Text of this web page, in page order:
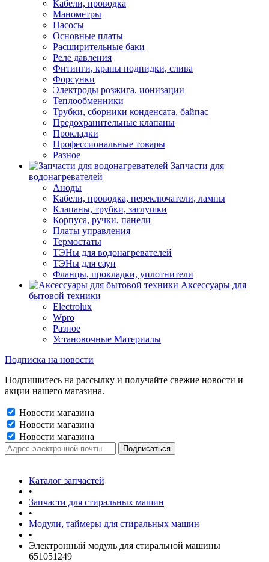
Кабели, проводка
Манометры
Насосы
Основные платы
Расширительные баки
Реле давления
Фитинги, краны подпидки, слива
Форсунки
Электроды розжига, ионизации
Теплообменники
Трубки, сборники конденсата, байпас
Предохранительные клапаны
Прокладки
Профессиональные товары
Разное
Запчасти для
водонагревателей
Аноды
Кабели, проводка, переключатели, лампы
Клапаны, трубки, заглушки
Корпуса, ручки, панели
Платы управления
Термостаты
ТЭНы для водонагревателей
ТЭНы для саун
Фланцы, прокладки, уплотнители
Аксессуары для
бытовой техники
Electrolux
Wpro
Разное
Установочные Материалы
Подписка на новости
Подпишитесь на рассылку и получайте свежие новости и
акции нашего магазина.
Новости магазина
Новости магазина
Новости магазина
Каталог запчастей
•
Запчасти для стиральных машин
•
Модули, таймеры для стиральных машин
•
Электронный модуль для стиральной машины
651051249